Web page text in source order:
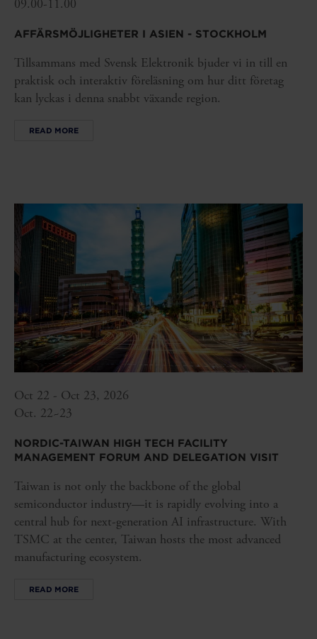
09.00-11.00
AFFÄRSMÖJLIGHETER I ASIEN - STOCKHOLM
Tillsammans med Svensk Elektronik bjuder vi in till en
praktisk och interaktiv föreläsning om hur ditt företag
kan lyckas i denna snabbt växande region.
READ MORE
Oct 22 - Oct 23, 2026
Oct. 22~23
NORDIC-TAIWAN HIGH TECH FACILITY
MANAGEMENT FORUM AND DELEGATION VISIT
Taiwan is not only the backbone of the global
semiconductor industry—it is rapidly evolving into a
central hub for next-generation AI infrastructure. With
TSMC at the center, Taiwan hosts the most advanced
manufacturing ecosystem.
READ MORE